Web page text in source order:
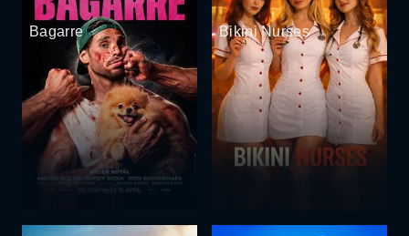
Bagarre Bikini Nurses